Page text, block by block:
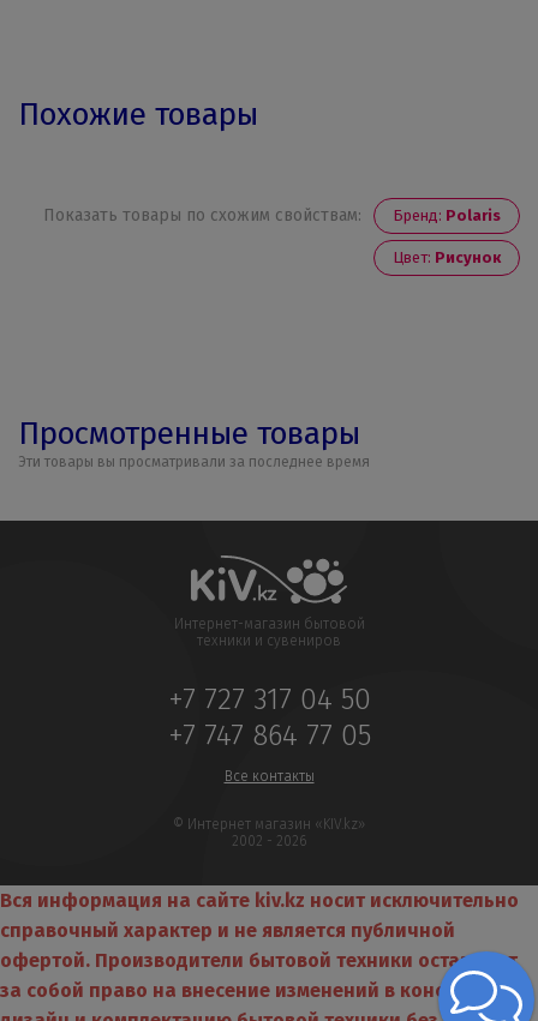
Похожие товары
Показать товары по схожим свойствам: Бренд: Polaris
Цвет: Рисунок
Просмотренные товары
Эти товары вы просматривали за последнее время
Интернет-магазин бытовой
техники и сувениров
+7 727 317 04 50
+7 747 864 77 05
Все контакты
© Интернет магазин «KIV.kz»
2002 - 2026
Вся информация на сайте kiv.kz носит исключительно
справочный характер и не является публичной
офертой. Производители бытовой техники оставляют
за собой право на внесение изменений в конструкцию,